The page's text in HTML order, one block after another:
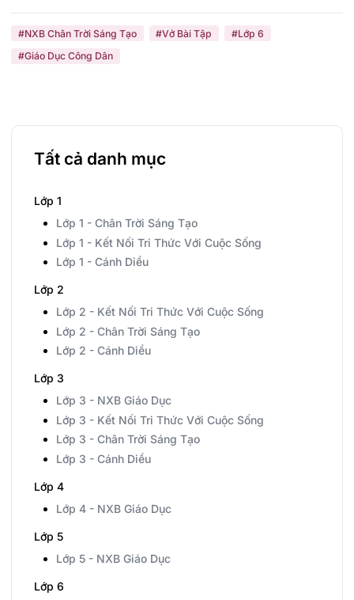
#NXB Chân Trời Sáng Tạo #Vở Bài Tập
#Lớp 6
#Giáo Dục Công Dân
Tất cả danh mục
Lớp 1
Lớp 1 - Chân Trời Sáng Tạo
Lớp 1 - Kết Nối Tri Thức Với Cuộc Sống
Lớp 1 - Cánh Diều
Lớp 2
Lớp 2 - Kết Nối Tri Thức Với Cuộc Sống
Lớp 2 - Chân Trời Sáng Tạo
Lớp 2 - Cánh Diều
Lớp 3
Lớp 3 - NXB Giáo Dục
Lớp 3 - Kết Nối Tri Thức Với Cuộc Sống
Lớp 3 - Chân Trời Sáng Tạo
Lớp 3 - Cánh Diều
Lớp 4
Lớp 4 - NXB Giáo Dục
Lớp 5
Lớp 5 - NXB Giáo Dục
Lớp 6